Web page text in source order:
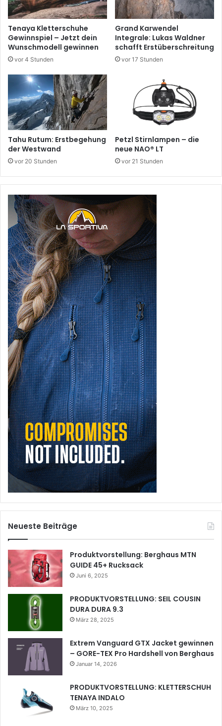
Tenaya Kletterschuhe
Gewinnspiel – Jetzt dein
Wunschmodell gewinnen
vor 4 Stunden
Grand Karwendel
Integrale: Lukas Waldner
schafft Erstüberschreitung
vor 17 Stunden
Tahu Rutum: Erstbegehung
der Westwand
vor 20 Stunden
Petzl Stirnlampen – die
neue NAO® LT
vor 21 Stunden
Neueste Beiträge
Produktvorstellung: Berghaus MTN
GUIDE 45+ Rucksack
Juni 6, 2025
PRODUKTVORSTELLUNG: SEIL COUSIN
DURA DURA 9.3
März 28, 2025
Extrem Vanguard GTX Jacket gewinnen
– GORE-TEX Pro Hardshell von Berghaus
Januar 14, 2026
PRODUKTVORSTELLUNG: KLETTERSCHUH
TENAYA INDALO
März 10, 2025